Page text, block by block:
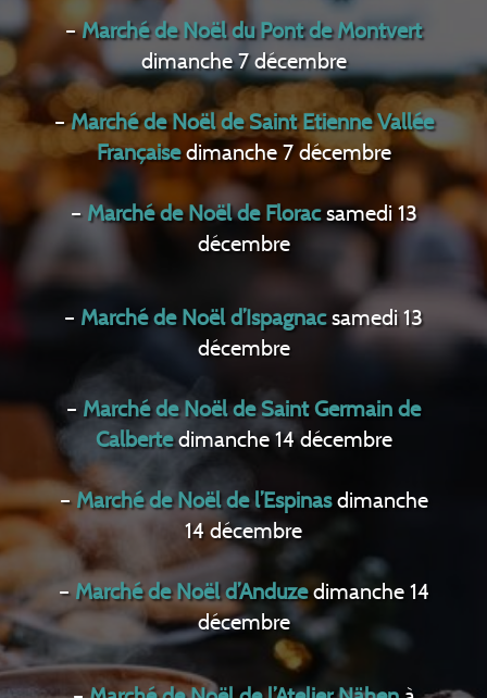
–Marché de Noël du Pont de Montvert
dimanche 7 décembre
–Marché de Noël de Saint Etienne Vallée
Françaisedimanche 7 décembre
– Marché de Noël de Floracsamedi 13
décembre
– Marché de Noël d’Ispagnacsamedi 13
décembre
– Marché de Noël de Saint Germain de
Calbertedimanche 14 décembre
– Marché de Noël de l’Espinasdimanche
14 décembre
– Marché de Noël d’Anduzedimanche 14
décembre